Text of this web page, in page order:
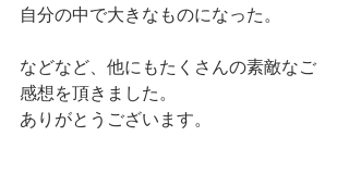
自分の中で大きなものになった。
などなど、他にもたくさんの素敵なご
感想を頂きました。
ありがとうございます。